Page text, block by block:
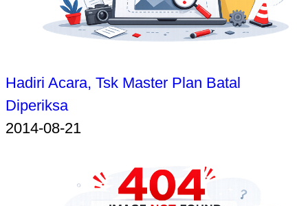
Hadiri Acara, Tsk Master Plan Batal
Diperiksa
2014-08-21